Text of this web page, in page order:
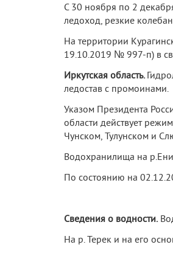
С 30 ноября по 2
ледоход, резкие
На территории
19.10.2019 № 997-п) в
Иркутская область.
ледостав с промоинами.
Указом Президента
области действует
Чунском, Тулунском и
Водохранилища на
По состоянию на
Сведения о водности.
На р. Терек и на его